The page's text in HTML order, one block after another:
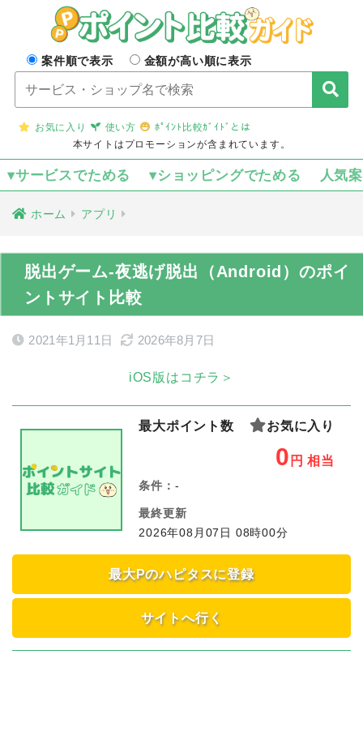
案件順で表示 金額が高い順に表示
お気に入り 使い方
ﾎﾟｲﾝﾄ比較ｶﾞｲﾄﾞとは
本サイトはプロモーションが含まれています。
▾サービスでためる ▾ショッピングでためる 人気
ホーム アプリ
脱出ゲーム-夜逃げ脱出（Android）のポイ
ントサイト比較
2021年1月11日 2026年8月7日
iOS版はコチラ＞
最大ポイント数 お気に入り
0 円 相当
条件： -
最終更新
2026年08月07日 08時00分
最大Pのハピタスに登録
サイトへ行く